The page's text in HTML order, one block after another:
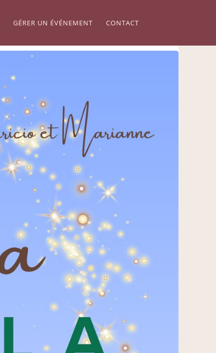
GÉRER UN ÉVÉNEMENT CONTACT